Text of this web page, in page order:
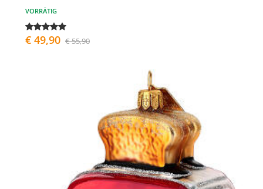
VORRÄTIG
€ 49,90 € 55,90